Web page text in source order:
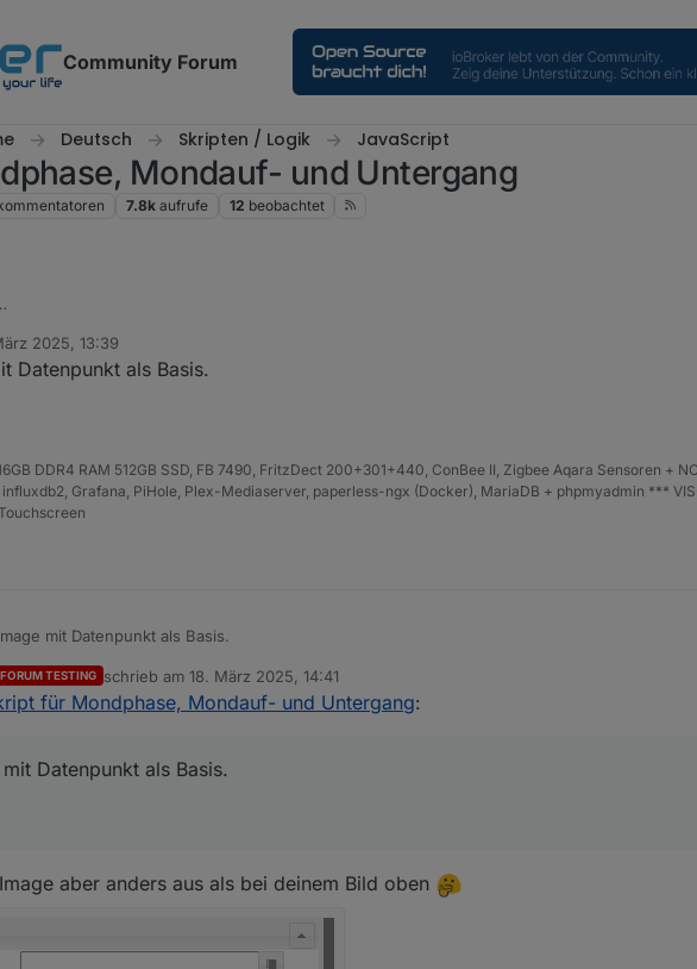
Community Forum
Deutsch Skripten / Logik JavaScript
Mondauf- und Untergang
7.8k aufrufe 12 beobachtet
Widget hast Du in der VIS genommen?
2025, 13:39
Datenpunkt als Basis.
DDR4 RAM 512GB SSD, FB 7490, FritzDect 200+301+440, ConBee II, Zigbee Aqara Sensoren +
influxdb2, Grafana, PiHole, Plex-Mediaserver, paperless-ngx (Docker), MariaDB + phpmyadmin ***
mit Datenpunkt als Basis.
FORUM TESTING schrieb am18. März 2025, 14:41
zuletzt editiert von
für Mondphase, Mondauf- und Untergang:
Datenpunkt als Basis.
aber anders aus als bei deinem Bild oben